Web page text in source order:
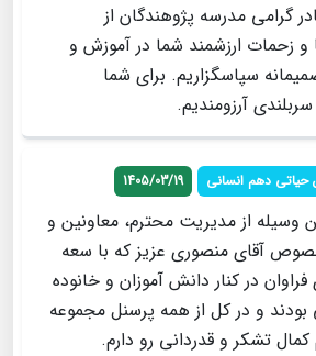
گرامی مدرسه پژوهندگان از
زحمات ارزشمند شما در آموزش و
سپاسگزاریم. برای شما
آرزومندیم.
حیاتی دهم انسانی 1405/03/19
وسیله از مدیریت محترم، معاونین و
آقای منصوری عزیز که با سعه
در کنار دانش آموزان و خانوده
و در کل از همه پرسنل مجموعه
تشکر و قدردانی رو دارم.